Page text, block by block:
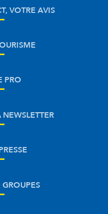
VOTRE AVIS
PRO
NEWSLETTER